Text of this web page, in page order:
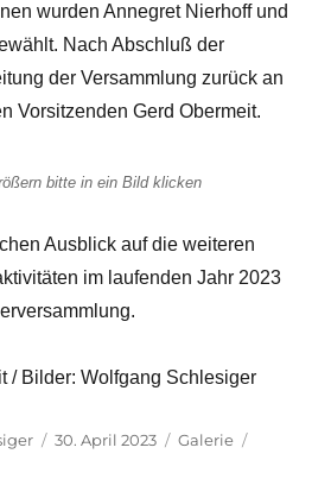
wurden Annegret Nierhoff und
Nach Abschluß der
der Versammlung zurück an
Vorsitzenden Gerd Obermeit.
bitte in ein Bild klicken
Ausblick auf die weiteren
im laufenden Jahr 2023
/ Bilder: Wolfgang Schlesiger
Veröffentlicht
30. April 2023 Format
Galerie